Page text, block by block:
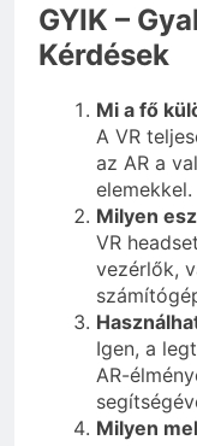
GYIK –
Kérdések
Mi a fő
A VR
az AR a
elemekkel.
Milyen
VR
vezérlők,
Igen, a
AR-
Milyen